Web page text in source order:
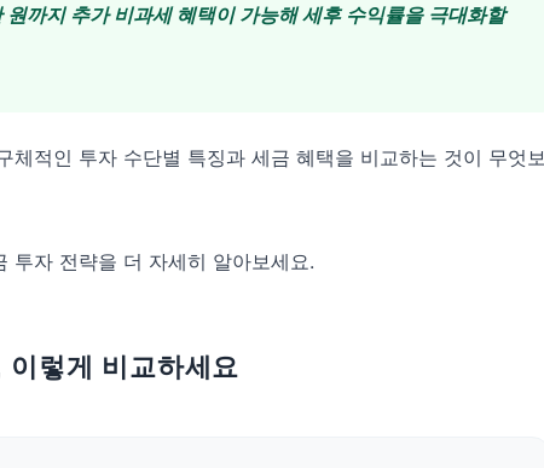
까지 추가 비과세 혜택이 가능해 세후 수익률을 극대화할
적인 투자 수단별 특징과 세금 혜택을 비교하는 것이 무엇보
투자 전략을 더 자세히 알아보세요.
렇게 비교하세요